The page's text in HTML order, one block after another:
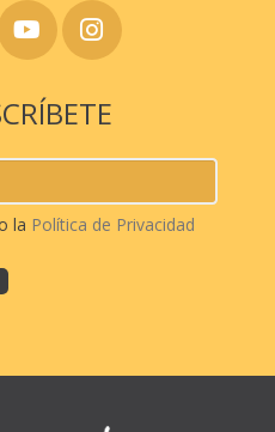
la Política de Privacidad